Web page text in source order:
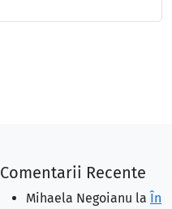
Comentarii Recente
Mihaela Negoianu la În